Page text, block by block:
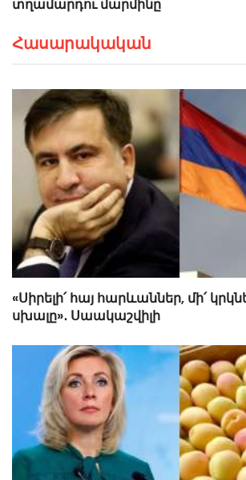
տղամարդու մարմինը
Հասարակական
«Սիրելի՛ հայ հարևաններ, մի՛
սխալը»․ Սաակաշվիլի